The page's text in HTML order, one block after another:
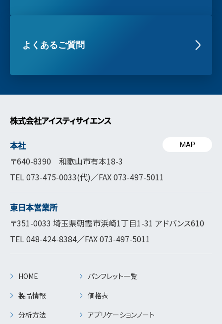
よくあるご質問
株式会社アイスティサイエンス
本社
〒640-8390 和歌山市有本18-3
TEL073-475-0033(代)／FAX 073-497-5011
MAP
東日本営業所
〒351-0033 埼玉県朝霞市浜崎1丁目1-31 アドバンス610
TEL048-424-8384／FAX 073-497-5011
HOME
製品情報
分析方法
パンフレット一覧
価格表
アプリケーションノート